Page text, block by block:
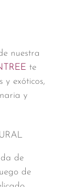
nuestra
te
y exóticos,
y
de
de